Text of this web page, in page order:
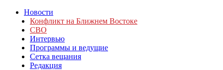
Новости
Конфликт на Ближнем Востоке
СВО
Интервью
Программы и ведущие
Сетка вещания
Редакция